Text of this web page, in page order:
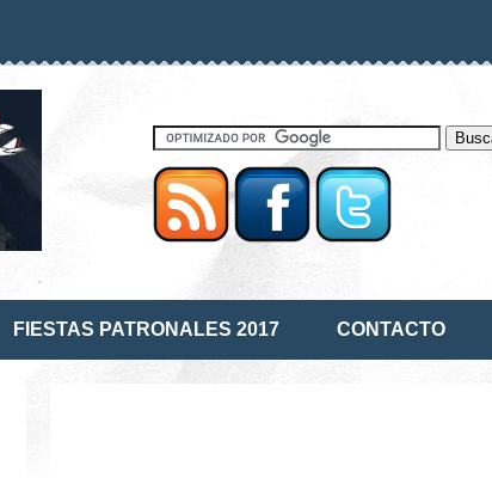
FIESTAS PATRONALES 2017 CONTACTO